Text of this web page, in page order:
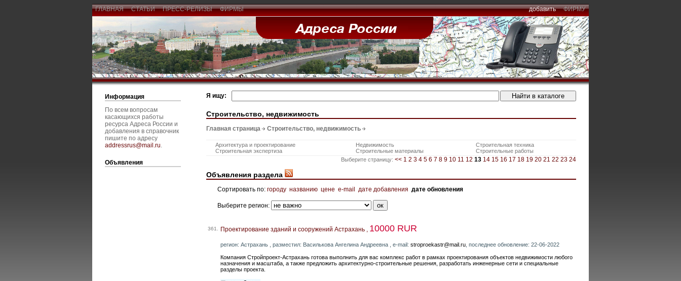
ГЛАВНАЯ СТАТЬИ ПРЕСС-РЕЛИЗЫ ФИРМЫ добавить ФИРМУ
Информация
По всем вопросам
касающихся работы
ресурса Адреса России и
добавления в справочник
пишите по адресу
addressrus@mail.ru.
Объявления
Я ищу:
Строительство, недвижимость
Главная страница Строительство, недвижимость
Архитектура и проектирование Недвижимость
Строительная техника
Строительная экспертиза
Строительные материалы
Строительные работы
Выберите страницу: << 1 2 3 4 5 6 7 8 9 10 11 12 13 14 15 16 17 18 19 20 21 22 23 24
Объявления раздела
Сортировать по: городу названию цене e-mail дате добавления дате обновления
Выберите регион:
361. Проектирование зданий и сооружений Астрахань , 10000 RUR
регион: Астрахань , разместил: Василькова Ангелина Андреевна , e-mail: stroproekastr@mail.ru , последнее обновление: 22-06-2022
Компания Стройпроект-Астрахань готова выполнить для вас комплекс работ в рамках проектирования объектов недвижимости любого
назначения и масштаба, а также предложить архитектурно-строительные решения, разработать инженерные сети и специальные
разделы проекта.